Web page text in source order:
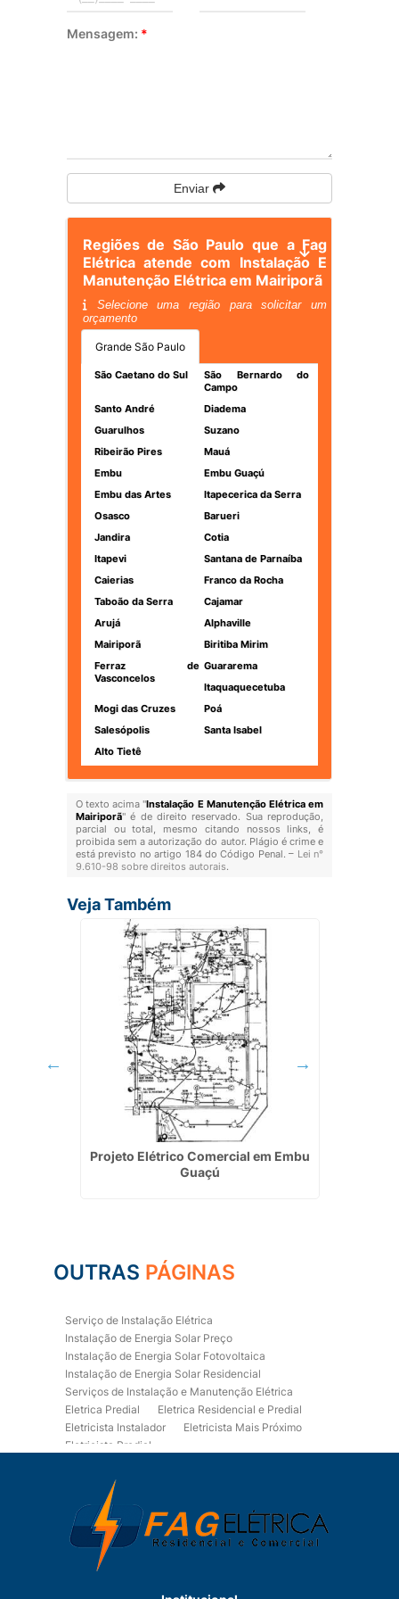
Mensagem: *
Enviar
Regiões de São Paulo que a Fag
Elétrica atende com Instalação E
Manutenção Elétrica em Mairiporã
Selecione uma região para solicitar um
orçamento
Grande São Paulo
São Caetano do Sul
São Bernardo do
Campo
Santo André
Diadema
Guarulhos
Suzano
Ribeirão Pires
Mauá
Embu
Embu Guaçú
Embu das Artes
Itapecerica da Serra
Osasco
Barueri
Jandira
Cotia
Itapevi
Santana de Parnaíba
Caierias
Franco da Rocha
Taboão da Serra
Cajamar
Arujá
Alphaville
Mairiporã
Biritiba Mirim
Ferraz de
Vasconcelos
Guararema
Itaquaquecetuba
Mogi das Cruzes
Poá
Salesópolis
Santa Isabel
Alto Tietê
O texto acima "Instalação E Manutenção Elétrica em
Mairiporã" é de direito reservado. Sua reprodução,
parcial ou total, mesmo citando nossos links, é
proibida sem a autorização do autor. Plágio é crime e
está previsto no artigo 184 do Código Penal. – Lei n°
9.610-98 sobre direitos autorais.
Veja Também
Projeto Elétrico Comercial em Embu
Guaçú
OUTRAS PÁGINAS
Serviço de Instalação Elétrica
Instalação de Energia Solar Preço
Instalação de Energia Solar Fotovoltaica
Instalação de Energia Solar Residencial
Serviços de Instalação e Manutenção Elétrica
Eletrica Predial
Eletrica Residencial e Predial
Eletricista Instalador
Eletricista Mais Próximo
Eletricista Predial
Eletricista Residencial
Eletricista Residencial E Predial
Eletricistas de Manutenção
Empresa de Instalações Elétricas
Empresa de Manutenção Eletrica
Empresa de Prestação de Serviços Eletricos